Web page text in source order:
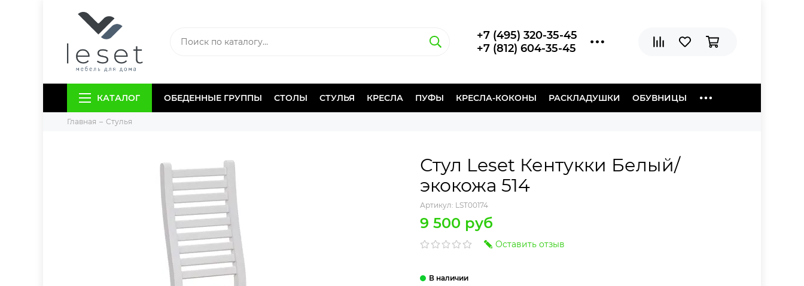
+7 (495) 320-35-45
+7 (812) 604-35-45
КАТАЛОГ ОБЕДЕННЫЕ ГРУППЫ СТОЛЫ СТУЛЬЯ КРЕСЛА ПУФЫ КРЕСЛА-КОКОНЫ РАСКЛАДУШКИ ОБУВНИЦЫ
Главная Стулья
Стул Leset Кентукки Белый/
экокожа 514
Артикул: LST00174
9 500 руб
Оставить отзыв